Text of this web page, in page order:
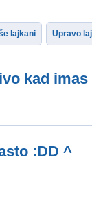
lajkani Upravo
kad
:DD ^